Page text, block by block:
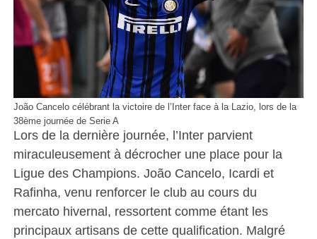
João Cancelo célébrant la victoire de l’Inter face à la Lazio, lors de la
38ème journée de Serie A
Lors de la dernière journée, l’Inter parvient
miraculeusement à décrocher une place pour la
Ligue des Champions. João Cancelo, Icardi et
Rafinha, venu renforcer le club au cours du
mercato hivernal, ressortent comme étant les
principaux artisans de cette qualification. Malgré